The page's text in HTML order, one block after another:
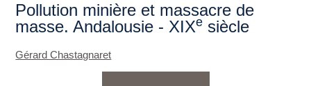
Pollution minière et massacre de
masse. Andalousie - XIXe siècle
Gérard Chastagnaret